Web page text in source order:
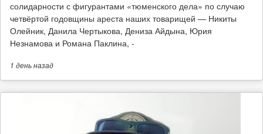
солидарности с фигурантами «тюменского дела» по случаю
четвёртой годовщины ареста наших товарищей — Никиты
Олейник, Данила Чертыкова, Дениза Айдына, Юрия
Незнамова и Романа Паклина, -
1 деньназад